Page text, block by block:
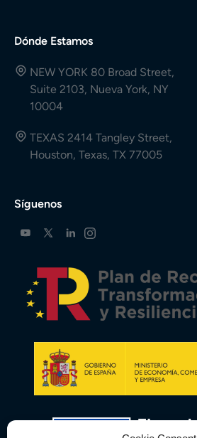
Dónde Estamos
NEW YORK 80 Broad Street,
Suite 2103, Nueva York, NY
10004
TEXAS 2414 Tangley Street,
Houston, Texas, TX 77005
Síguenos